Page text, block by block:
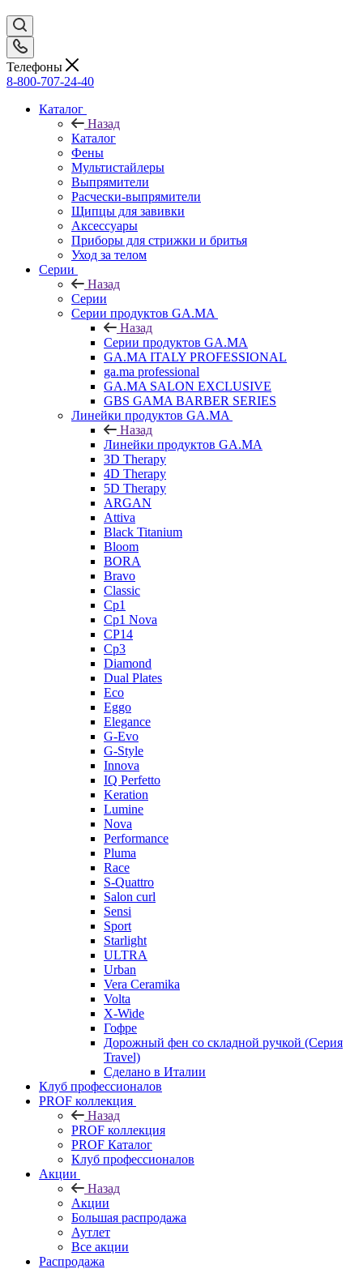
Телефоны
8-800-707-24-40
Каталог
Назад
Каталог
Фены
Мультистайлеры
Выпрямители
Расчески-выпрямители
Щипцы для завивки
Аксессуары
Приборы для стрижки и бритья
Уход за телом
Серии
Назад
Серии
Серии продуктов GA.MA
Назад
Серии продуктов GA.MA
GA.MA ITALY PROFESSIONAL
ga.ma professional
GA.MA SALON EXCLUSIVE
GBS GAMA BARBER SERIES
Линейки продуктов GA.MA
Назад
Линейки продуктов GA.MA
3D Therapy
4D Therapy
5D Therapy
ARGAN
Attiva
Black Titanium
Bloom
BORA
Bravo
Classic
Cp1
Cp1 Nova
CP14
Cp3
Diamond
Dual Plates
Eco
Eggo
Elegance
G-Evo
G-Style
Innova
IQ Perfetto
Keration
Lumine
Nova
Performance
Pluma
Race
S-Quattro
Salon curl
Sensi
Sport
Starlight
ULTRA
Urban
Vera Ceramika
Volta
X-Wide
Гофре
Дорожный фен со складной ручкой (Серия
Travel)
Сделано в Италии
Клуб профессионалов
PROF коллекция
Назад
PROF коллекция
PROF Каталог
Клуб профессионалов
Акции
Назад
Акции
Большая распродажа
Аутлет
Все акции
Распродажа